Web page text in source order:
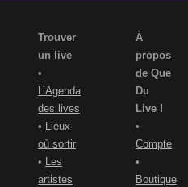
Trouver
un live
•
L’Agenda
des lives
•
Lieux
où sortir
•
Les
artistes
À
propos
de Que
Du
Live !
•
Compte
•
Boutique